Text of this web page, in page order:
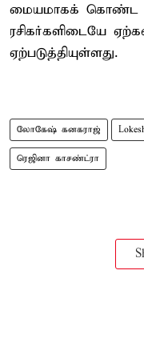
மையமாகக் கொண்ட
ரசிகர்களிடையே
ஏற்படுத்தியுள்ளது.
லோகேஷ் கனகராஜ்
ரெஜினா காசண்ட்ரா